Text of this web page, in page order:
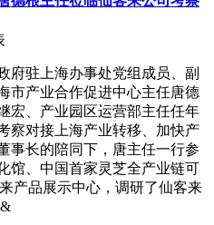
府驻上海办事处党组成员、副
市产业合作促进中心主任唐德
宏、产业园区运营部主任任年
察对接上海产业转移、加快产
事长的陪同下，唐主任一行参
馆、中国首家灵芝全产业链可
产品展示中心，调研了仙客来